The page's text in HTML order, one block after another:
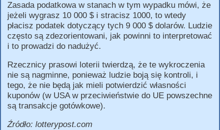
Zasada podatkowa w stanach w tym wypadku mówi, że
jeżeli wygrasz 10 000 $ i stracisz 1000, to wtedy
płacisz podatek dotyczący tych 9 000 $ dolarów. Ludzie
często są zdezorientowani, jak powinni to interpretować
i to prowadzi do nadużyć.
Rzecznicy prasowi loterii twierdzą, że te wykroczenia
nie są nagminne, ponieważ ludzie boją się kontroli, i
tego, że nie będą jak mieli potwierdzić własności
kuponów (w USA w przeciwieństwie do UE powszechne
są transakcje gotówkowe).
Źródło: lotterypost.com